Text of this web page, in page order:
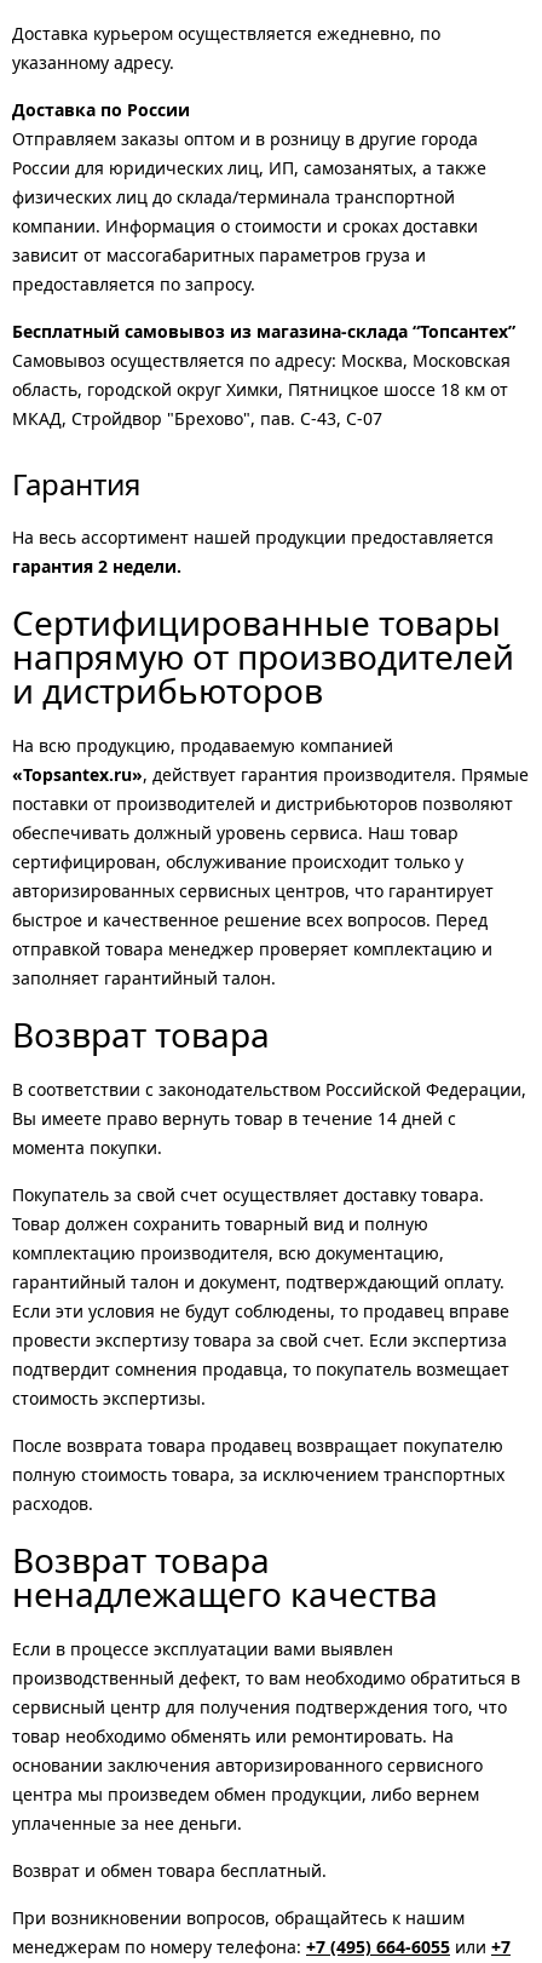
Доставка курьером осуществляется ежедневно, по
указанному адресу.
Доставка по России
Отправляем заказы оптом и в розницу в другие города
России для юридических лиц, ИП, самозанятых, а также
физических лиц до склада/терминала транспортной
компании. Информация о стоимости и сроках доставки
зависит от массогабаритных параметров груза и
предоставляется по запросу.
Бесплатный самовывоз из магазина-склада “Топсантех”
Самовывоз осуществляется по адресу: Москва, Московская
область, городской округ Химки, Пятницкое шоссе 18 км от
МКАД, Стройдвор "Брехово", пав. С-43, С-07
Гарантия
На весь ассортимент нашей продукции предоставляется
гарантия 2 недели.
Сертифицированные товары
напрямую от производителей
и дистрибьюторов
На всю продукцию, продаваемую компанией
«Topsantex.ru», действует гарантия производителя. Прямые
поставки от производителей и дистрибьюторов позволяют
обеспечивать должный уровень сервиса. Наш товар
сертифицирован, обслуживание происходит только у
авторизированных сервисных центров, что гарантирует
быстрое и качественное решение всех вопросов. Перед
отправкой товара менеджер проверяет комплектацию и
заполняет гарантийный талон.
Возврат товара
В соответствии с законодательством Российской Федерации,
Вы имеете право вернуть товар в течение 14 дней с
момента покупки.
Покупатель за свой счет осуществляет доставку товара.
Товар должен сохранить товарный вид и полную
комплектацию производителя, всю документацию,
гарантийный талон и документ, подтверждающий оплату.
Если эти условия не будут соблюдены, то продавец вправе
провести экспертизу товара за свой счет. Если экспертиза
подтвердит сомнения продавца, то покупатель возмещает
стоимость экспертизы.
После возврата товара продавец возвращает покупателю
полную стоимость товара, за исключением транспортных
расходов.
Возврат товара
ненадлежащего качества
Если в процессе эксплуатации вами выявлен
производственный дефект, то вам необходимо обратиться в
сервисный центр для получения подтверждения того, что
товар необходимо обменять или ремонтировать. На
основании заключения авторизированного сервисного
центра мы произведем обмен продукции, либо вернем
уплаченные за нее деньги.
Возврат и обмен товара бесплатный.
При возникновении вопросов, обращайтесь к нашим
менеджерам по номеру телефона: +7 (495) 664-6055 или +7